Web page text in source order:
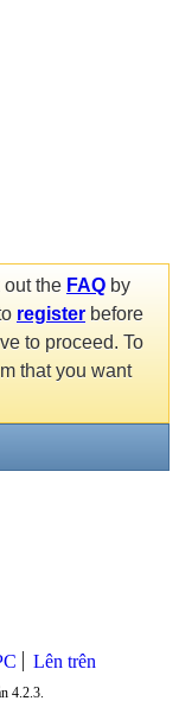
out the FAQ by
register before
to proceed. To
that you want
Lên trên
4.2.3.